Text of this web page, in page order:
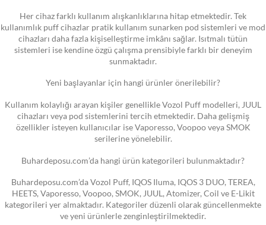
Her cihaz farklı kullanım alışkanlıklarına hitap etmektedir. Tek
kullanımlık puff cihazlar pratik kullanım sunarken pod sistemleri ve mod
cihazları daha fazla kişiselleştirme imkânı sağlar. Isıtmalı tütün
sistemleri ise kendine özgü çalışma prensibiyle farklı bir deneyim
sunmaktadır.
Yeni başlayanlar için hangi ürünler önerilebilir?
Kullanım kolaylığı arayan kişiler genellikle Vozol Puff modelleri, JUUL
cihazları veya pod sistemlerini tercih etmektedir. Daha gelişmiş
özellikler isteyen kullanıcılar ise Vaporesso, Voopoo veya SMOK
serilerine yönelebilir.
Buhardeposu.com’da hangi ürün kategorileri bulunmaktadır?
Buhardeposu.com’da Vozol Puff, IQOS Iluma, IQOS 3 DUO, TEREA,
HEETS, Vaporesso, Voopoo, SMOK, JUUL, Atomizer, Coil ve E-Likit
kategorileri yer almaktadır. Kategoriler düzenli olarak güncellenmekte
ve yeni ürünlerle zenginleştirilmektedir.